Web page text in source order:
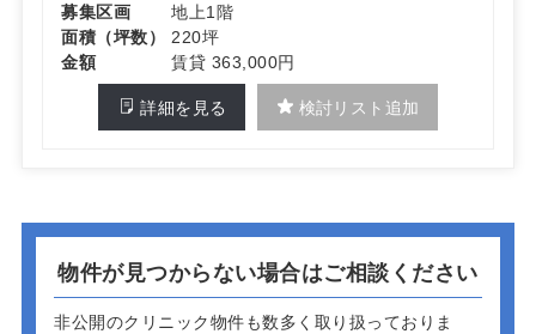
募集区画
地上1階
面積（坪数）
220坪
金額
賃貸 363,000円
詳細を見る 検討リスト追加
物件が見つからない場合はご相談ください
非公開のクリニック物件も数多く取り扱っておりま